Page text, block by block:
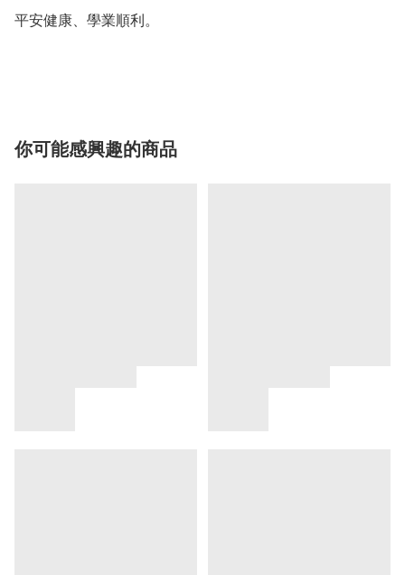
平安健康、學業順利。
你可能感興趣的商品